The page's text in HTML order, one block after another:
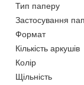
Тип паперу
Застосування
Формат
Кількість аркушів
Колір
Щільність